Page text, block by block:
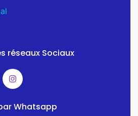
réseaux Sociaux
Whatsapp